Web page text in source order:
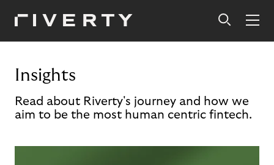
Insights
Read about Riverty's journey and how we
aim to be the most human centric fintech.